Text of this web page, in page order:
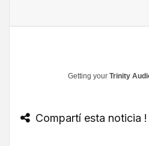
Getting your Trinity
Compartí esta noticia !